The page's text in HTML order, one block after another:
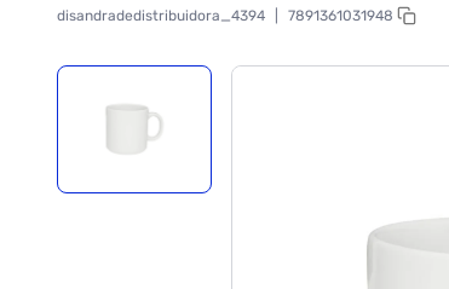
disandradedistribuidora_4394 7891361031948